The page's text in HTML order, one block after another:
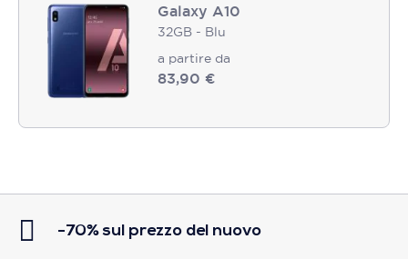
Galaxy A10
32GB - Blu
a partire da
83,90 €
-70% sul prezzo del nuovo